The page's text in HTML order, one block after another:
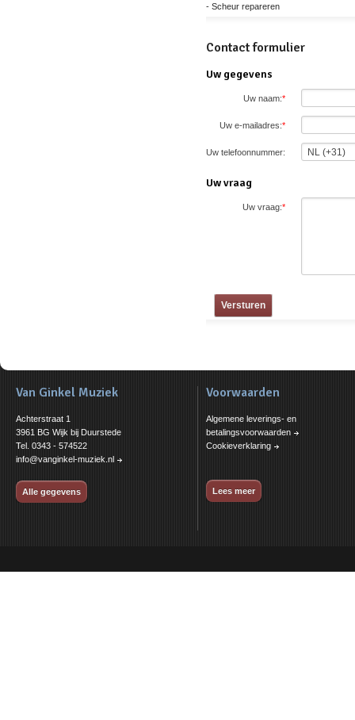
- Scheur repareren
Contact formulier
Uw gegevens
Uw naam:*
Uw e-mailadres:*
Uw telefoonnummer:
Uw vraag
Uw vraag:*
Versturen
Van Ginkel Muziek
Achterstraat 1
3961 BG Wijk bij Duurstede
Tel. 0343 - 574522
info@vanginkel-muziek.nl
Alle gegevens
Voorwaarden
Algemene leverings- en
betalingsvoorwaarden
Cookieverklaring
Lees meer